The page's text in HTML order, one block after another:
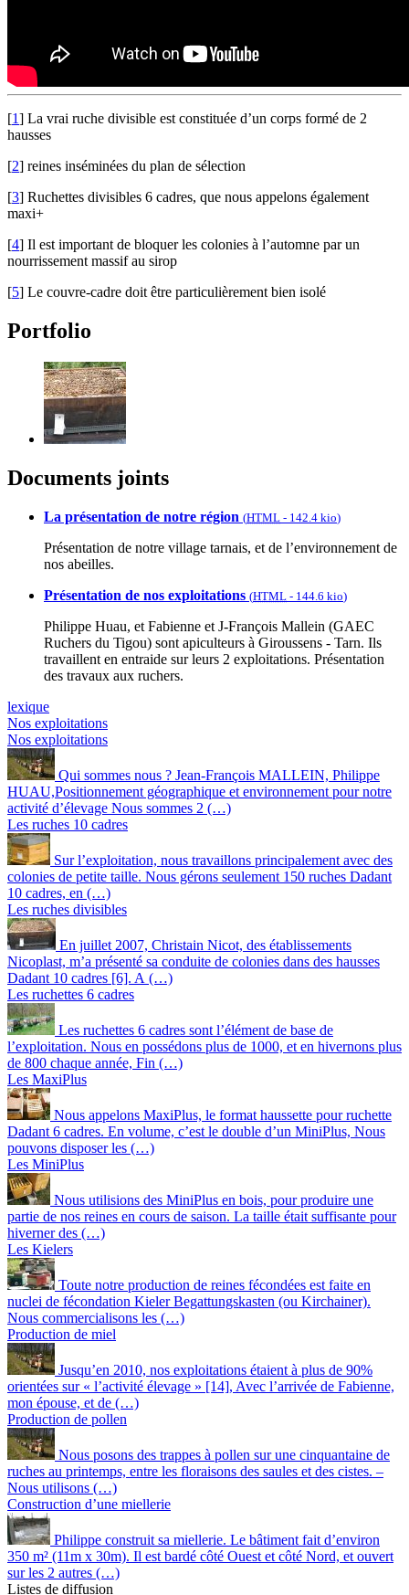
[1] La vrai ruche divisible est constituée d’un corps formé de 2
hausses
[2] reines inséminées du plan de sélection
[3] Ruchettes divisibles 6 cadres, que nous appelons également
maxi+
[4] Il est important de bloquer les colonies à l’automne par un
nourrissement massif au sirop
[5] Le couvre-cadre doit être particulièrement bien isolé
Portfolio
Documents joints
La présentation de notre région (HTML - 142.4 kio)
Présentation de notre village tarnais, et de l’environnement de
nos abeilles.
Présentation de nos exploitations (HTML - 144.6 kio)
Philippe Huau, et Fabienne et J-François Mallein (GAEC
Ruchers du Tigou) sont apiculteurs à Giroussens - Tarn. Ils
travaillent en entraide sur leurs 2 exploitations. Présentation
des travaux aux ruchers.
lexique
Nos exploitations
Nos exploitations
Qui sommes nous ? Jean-François MALLEIN, Philippe
HUAU,Positionnement géographique et environnement pour notre
activité d’élevage Nous sommes 2 (…)
Les ruches 10 cadres
Sur l’exploitation, nous travaillons principalement avec des
colonies de petite taille. Nous gérons seulement 150 ruches Dadant
10 cadres, en (…)
Les ruches divisibles
En juillet 2007, Christain Nicot, des établissements
Nicoplast, m’a présenté sa conduite de colonies dans des hausses
Dadant 10 cadres [6]. A (…)
Les ruchettes 6 cadres
Les ruchettes 6 cadres sont l’élément de base de
l’exploitation. Nous en possédons plus de 1000, et en hivernons plus
de 800 chaque année, Fin (…)
Les MaxiPlus
Nous appelons MaxiPlus, le format haussette pour ruchette
Dadant 6 cadres. En volume, c’est le double d’un MiniPlus, Nous
pouvons disposer les (…)
Les MiniPlus
Nous utilisions des MiniPlus en bois, pour produire une
partie de nos reines en cours de saison. La taille était suffisante pour
hiverner des (…)
Les Kielers
Toute notre production de reines fécondées est faite en
nuclei de fécondation Kieler Begattungskasten (ou Kirchainer).
Nous commercialisons les (…)
Production de miel
Jusqu’en 2010, nos exploitations étaient à plus de 90%
orientées sur « l’activité élevage » [14], Avec l’arrivée de Fabienne,
mon épouse, et de (…)
Production de pollen
Nous posons des trappes à pollen sur une cinquantaine de
ruches au printemps, entre les floraisons des saules et des cistes. –
Nous utilisons (…)
Construction d’une miellerie
Philippe construit sa miellerie. Le bâtiment fait d’environ
350 m² (11m x 30m). Il est bardé côté Ouest et côté Nord, et ouvert
sur les 2 autres (…)
Listes de diffusion